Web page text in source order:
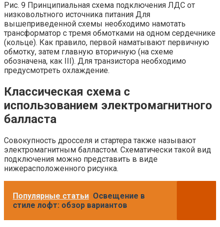
Рис. 9 Принципиальная схема подключения ЛДС от
низковольтного источника питания Для
вышеприведенной схемы необходимо намотать
трансформатор с тремя обмотками на одном сердечнике
(кольце). Как правило, первой наматывают первичную
обмотку, затем главную вторичную (на схеме
обозначена, как III). Для транзистора необходимо
предусмотреть охлаждение.
Классическая схема c
использованием электромагнитного
балласта
Совокупность дросселя и стартера также называют
электромагнитным балластом. Схематически такой вид
подключения можно представить в виде
нижерасположенного рисунка.
Популярные статьи Освещение в
стиле лофт: обзор вариантов